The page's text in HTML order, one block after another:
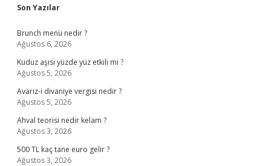
Sidebar
Son Yazılar
Brunch menü nedir ?
Ağustos 6, 2026
Kuduz aşısı yüzde yüz etkili mi ?
Ağustos 5, 2026
Avarız-i divaniye vergisi nedir ?
Ağustos 5, 2026
Ahval teorisi nedir kelam ?
Ağustos 3, 2026
500 TL kaç tane euro gelir ?
Ağustos 3, 2026